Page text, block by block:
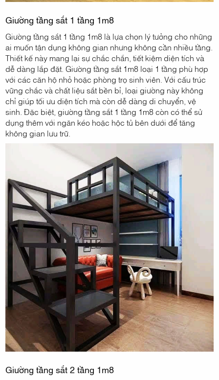
Giường tầng sắt 1 tầng 1m8
Giường tầng sắt 1 tầng 1m8 là lựa chọn lý tưởng cho những
ai muốn tận dụng không gian nhưng không cần nhiều tầng.
Thiết kế này mang lại sự chắc chắn, tiết kiệm diện tích và
dễ dàng lắp đặt. Giường tầng sắt 1m8 loại 1 tầng phù hợp
với các căn hộ nhỏ hoặc phòng trọ sinh viên. Với cấu trúc
vững chắc và chất liệu sắt bền bỉ, loại giường này không
chỉ giúp tối ưu diện tích mà còn dễ dàng di chuyển, vệ
sinh. Đặc biệt, giường tầng sắt 1 tầng 1m8 còn có thể sử
dụng thêm với ngăn kéo hoặc hộc tủ bên dưới để tăng
không gian lưu trữ.
Giường tầng sắt 2 tầng 1m8